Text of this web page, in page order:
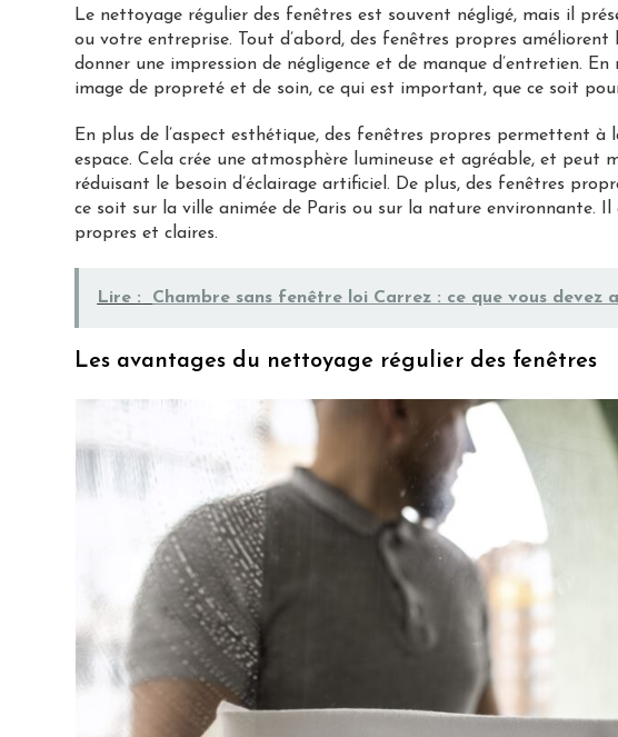
Le nettoyage régulier des fenêtres est souvent négligé, mais il
ou votre entreprise. Tout d’abord, des fenêtres propres
donner une impression de négligence et de manque d’entretien.
image de propreté et de soin, ce qui est important, que ce soit
En plus de l’aspect esthétique, des fenêtres propres permettent
espace. Cela crée une atmosphère lumineuse et agréable, et peut
réduisant le besoin d’éclairage artificiel. De plus, des fenêtres
ce soit sur la ville animée de Paris ou sur la nature environnante.
propres et claires.
Lire : Chambre sans fenêtre loi Carrez : ce que vous devez
Les avantages du nettoyage régulier des fenêtres